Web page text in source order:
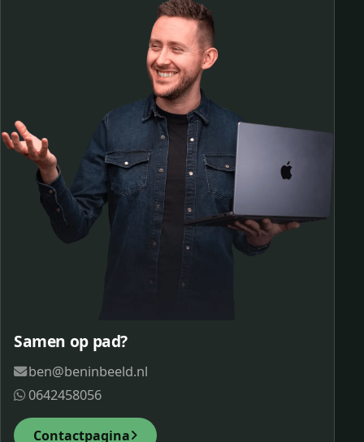
Samen op pad?
ben@beninbeeld.nl
0642458056
Contactpagina